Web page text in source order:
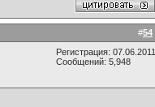
#54
Регистрация: 07.06.2011
Сообщений: 5,948